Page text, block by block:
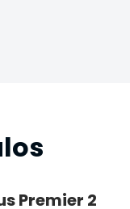
Premier 2